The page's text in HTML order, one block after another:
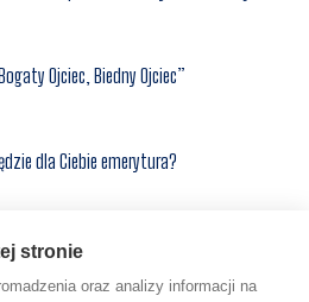
Ojciec, Biedny Ojciec”
dla Ciebie emerytura?
inwestycje – ciąg dalszy
stronie
oraz analizy informacji na